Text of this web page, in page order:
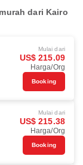
dari Kairo
Mulai dari
US$ 215.09
Harga/Org
Booking
Mulai dari
US$ 215.38
Harga/Org
Booking